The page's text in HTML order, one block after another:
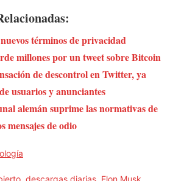
términos de privacidad
millones por un tweet sobre Bitcoin
de descontrol en Twitter, ya
usuarios y anunciantes
alemán suprime las normativas de
mensajes de odio
descargas diarias Elon Musk